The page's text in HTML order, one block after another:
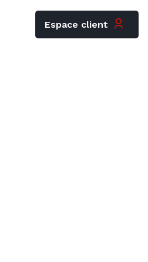
Espace client